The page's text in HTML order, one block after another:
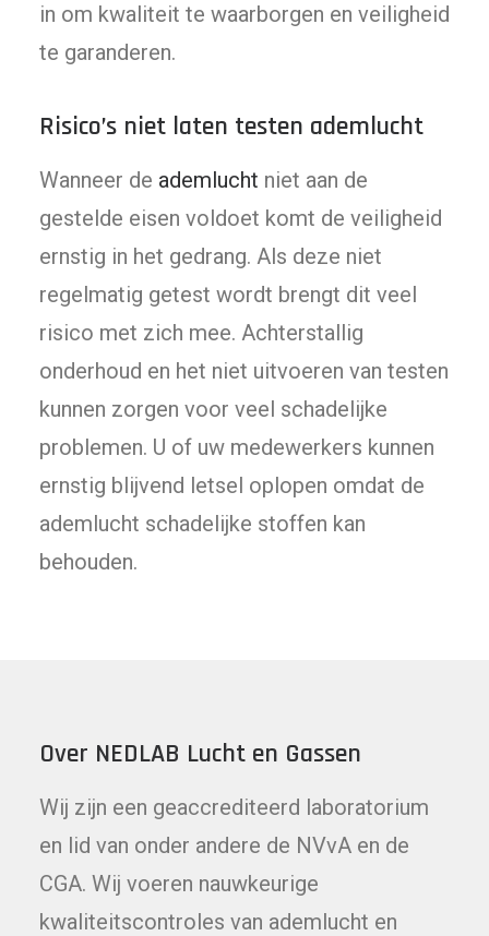
in om kwaliteit te waarborgen en veiligheid
te garanderen.
Risico’s niet laten testen ademlucht
Wanneer de ademlucht niet aan de
gestelde eisen voldoet komt de veiligheid
ernstig in het gedrang. Als deze niet
regelmatig getest wordt brengt dit veel
risico met zich mee. Achterstallig
onderhoud en het niet uitvoeren van testen
kunnen zorgen voor veel schadelijke
problemen. U of uw medewerkers kunnen
ernstig blijvend letsel oplopen omdat de
ademlucht schadelijke stoffen kan
behouden.
Over NEDLAB Lucht en Gassen
Wij zijn een geaccrediteerd laboratorium
en lid van onder andere de NVvA en de
CGA. Wij voeren nauwkeurige
kwaliteitscontroles van ademlucht en